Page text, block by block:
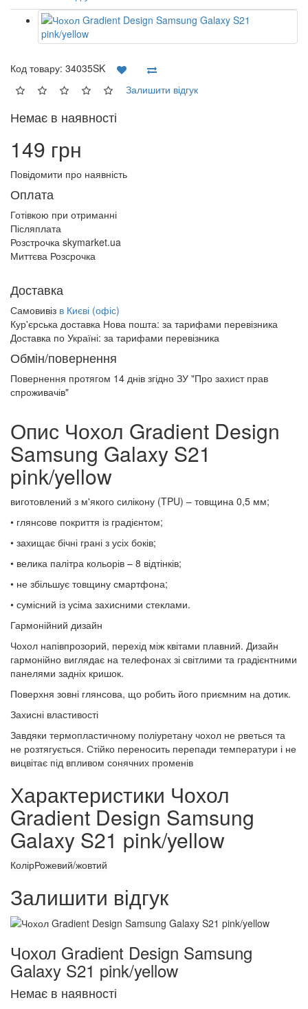
Код товару: 34035SK
Залишити відгук
Немає в наявності
149 грн
Повідомити про наявність
Оплата
Готівкою при отриманні
Післяплата
Розстрочка skymarket.ua
Миттєва Розсрочка
Доставка
Самовивіз в Києві (офіс)
Кур'єрська доставка Нова пошта: за тарифами перевізника
Доставка по Україні: за тарифами перевізника
Обмін/повернення
Повернення протягом 14 днів згідно ЗУ "Про захист прав
спроживачів"
Опис Чохол Gradient Design
Samsung Galaxy S21
pink/yellow
виготовлений з м'якого силікону (TPU) – товщина 0,5 мм;
• глянсове покриття із градієнтом;
• захищає бічні грані з усіх боків;
• велика палітра кольорів – 8 відтінків;
• не збільшує товщину смартфона;
• сумісний із усіма захисними стеклами.
Гармонійний дизайн
Чохол напівпрозорий, перехід між квітами плавний. Дизайн
гармонійно виглядає на телефонах зі світлими та градієнтними
панелями задніх кришок.
Поверхня зовні глянсова, що робить його приємним на дотик.
Захисні властивості
Завдяки термопластичному поліуретану чохол не рветься та
не розтягується. Стійко переносить перепади температури і не
вицвітає під впливом сонячних променів
Характеристики Чохол
Gradient Design Samsung
Galaxy S21 pink/yellow
КолірРожевий/жовтий
Залишити відгук
Чохол Gradient Design Samsung
Galaxy S21 pink/yellow
Немає в наявності